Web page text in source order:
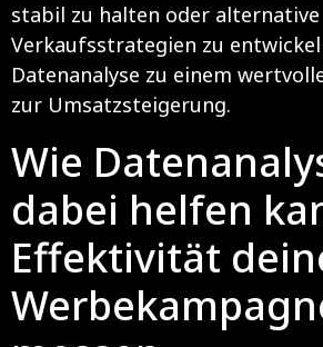
stabil zu halten oder alternative
Verkaufsstrategien zu
Datenanalyse zu einem
zur Umsatzsteigerung.
Wie
dabei helfen
Effektivität